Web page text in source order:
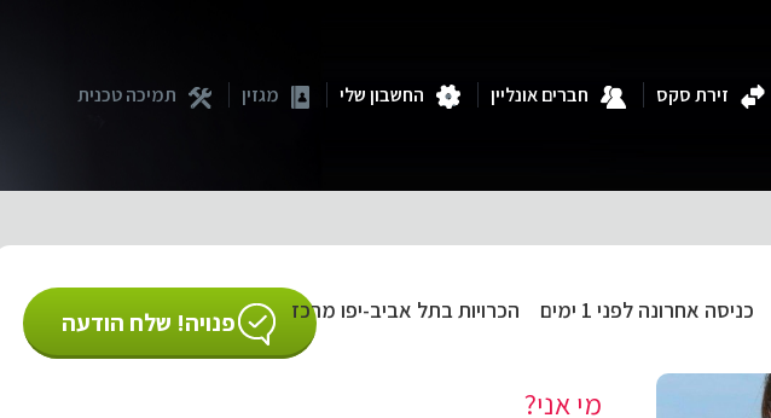
זירת סקס חברים אונליין החשבון שלי מגזין תמיכה טכנית
פנויה! שלח הודעה כניסה אחרונה לפני 1 ימים הכרויות בתל אביב-יפו מרכז
מי אני?